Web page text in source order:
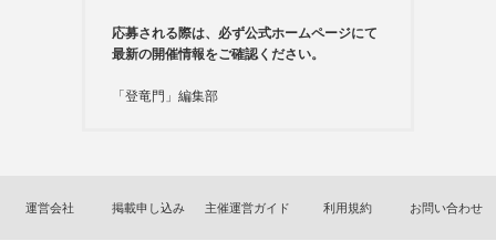
応募される際は、必ず公式ホームページにて
最新の開催情報をご確認ください。
「登竜門」編集部
運営会社 掲載申し込み 主催運営ガイド 利用規約 お問い合わせ